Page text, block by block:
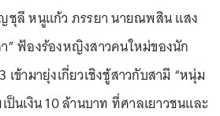
ชุลี หนูแก้ว ภรรยา นายณพสิน แสง
” ฟ้องร้องหญิงสาวคนใหม่ของนัก
ข้ามายุ่งเกี่ยวเชิงชู้สาวกับสามี “หนุ่ม
ป็นเงิน 10 ล้านบาท ที่ศาลเยาวชนและ